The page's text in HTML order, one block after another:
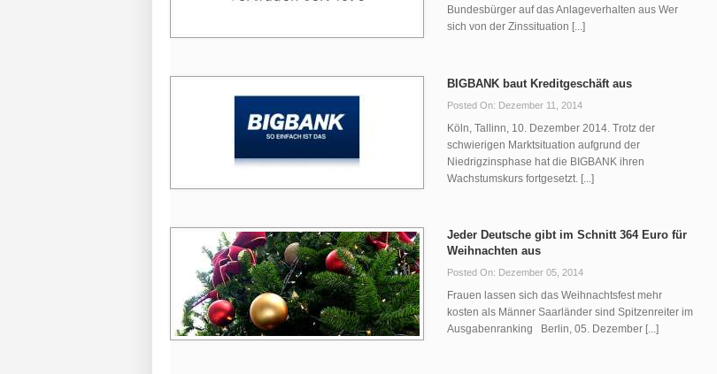
Bundesbürger auf das Anlageverhalten aus Wer
sich von der Zinssituation [...]
BIGBANK baut Kreditgeschäft aus
Posted On: Dezember 11, 2014
Köln, Tallinn, 10. Dezember 2014. Trotz der
schwierigen Marktsituation aufgrund der
Niedrigzinsphase hat die BIGBANK ihren
Wachstumskurs fortgesetzt. [...]
Jeder Deutsche gibt im Schnitt 364 Euro für
Weihnachten aus
Posted On: Dezember 05, 2014
Frauen lassen sich das Weihnachtsfest mehr
kosten als Männer Saarländer sind Spitzenreiter im
Ausgabenranking Berlin, 05. Dezember [...]